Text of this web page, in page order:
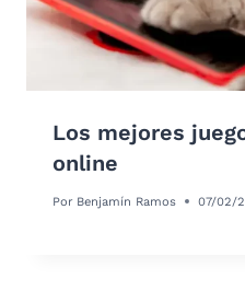
Los mejores
online
Por Benjamín Ramos 07/02/